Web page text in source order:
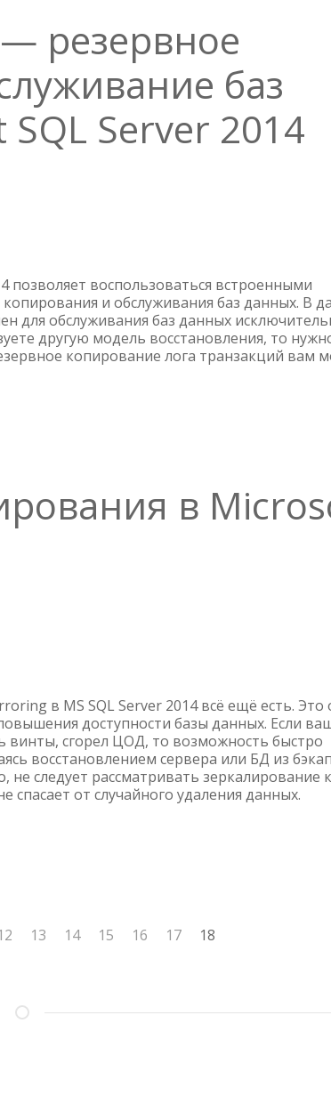
резервное
баз
Server 2014
позволяет воспользоваться встроенными
и обслуживания баз данных. В
для обслуживания баз данных
другую модель восстановления, то
копирование лога транзакций вам
в
в MS SQL Server 2014 всё ещё есть. Это
доступности базы данных. Если
винты, сгорел ЦОД, то возможность быстро
восстановлением сервера или БД из
следует рассматривать зеркалирование
от случайного удаления данных.
Страница
13 Страница
14 Страница
15 Страница
16 Страница
17 18